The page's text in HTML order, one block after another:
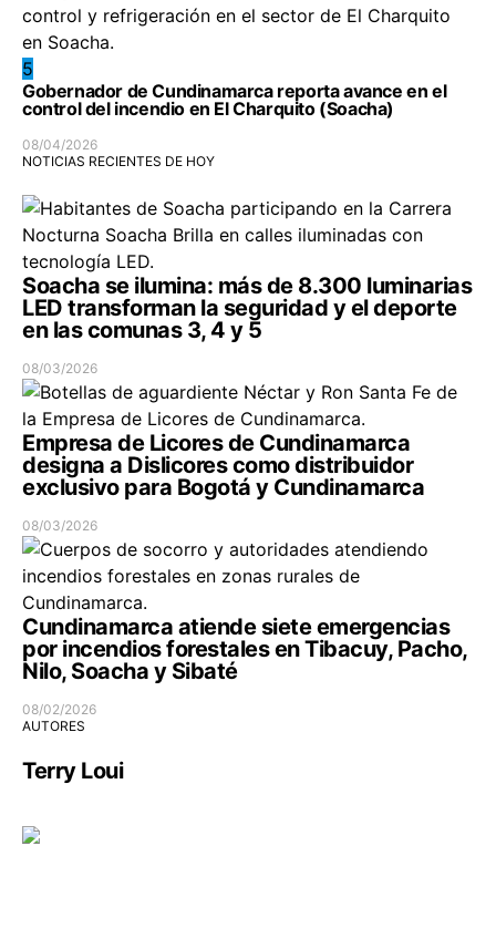
5
Gobernador de Cundinamarca reporta avance en el
control del incendio en El Charquito (Soacha)
08/04/2026
NOTICIAS RECIENTES DE HOY
Soacha se ilumina: más de 8.300 luminarias
LED transforman la seguridad y el deporte
en las comunas 3, 4 y 5
08/03/2026
Empresa de Licores de Cundinamarca
designa a Dislicores como distribuidor
exclusivo para Bogotá y Cundinamarca
08/03/2026
Cundinamarca atiende siete emergencias
por incendios forestales en Tibacuy, Pacho,
Nilo, Soacha y Sibaté
08/02/2026
AUTORES
Terry Loui